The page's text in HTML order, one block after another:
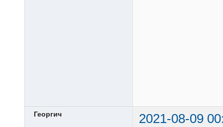
Георгич 2021-08-09